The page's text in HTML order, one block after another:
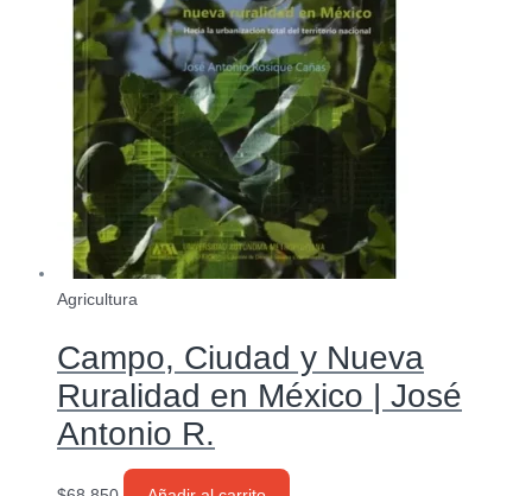
Agricultura
Campo, Ciudad y Nueva
Ruralidad en México | José
Antonio R.